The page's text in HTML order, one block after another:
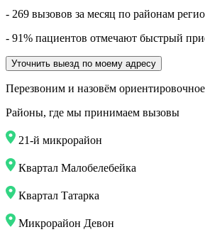
- 269 вызовов за месяц по районам
- 91% пациентов отмечают быстрый
Уточнить выезд по моему адресу
Перезвоним и назовём
Районы, где мы принимаем вызовы
21-й микрорайон
Квартал Малобелебейка
Квартал Татарка
Микрорайон Девон